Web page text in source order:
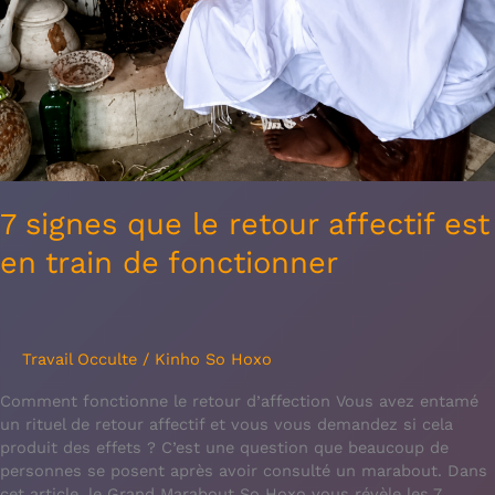
7 signes que le retour affectif est
en train de fonctionner
Travail Occulte / Kinho So Hoxo
Comment fonctionne le retour d’affection Vous avez entamé
un rituel de retour affectif et vous vous demandez si cela
produit des effets ? C’est une question que beaucoup de
personnes se posent après avoir consulté un marabout. Dans